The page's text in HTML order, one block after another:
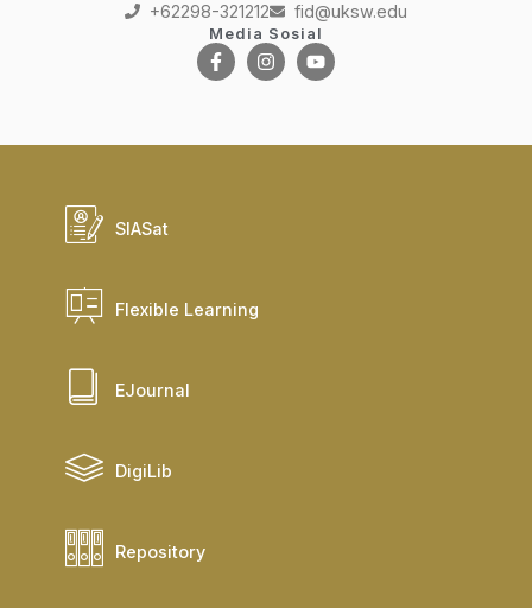
+62298-321212 fid@uksw.edu
Media Sosial
SIASat
Flexible Learning
EJournal
DigiLib
Repository